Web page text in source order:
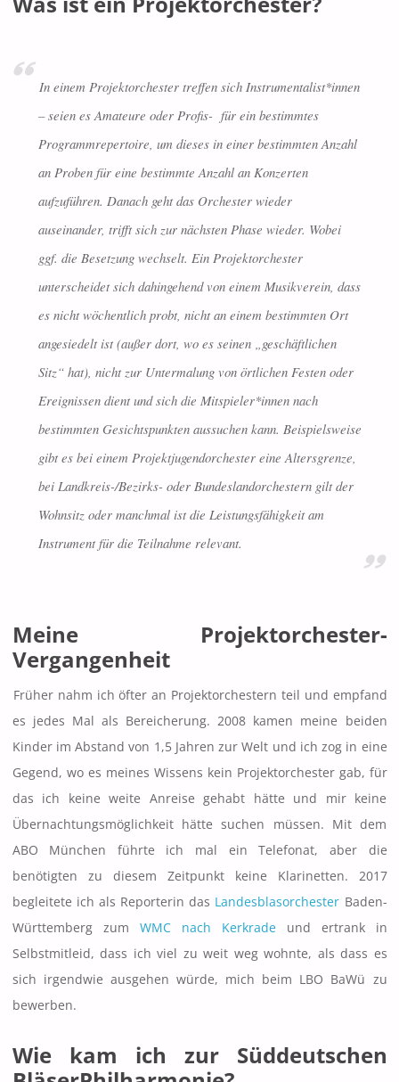
In einem Projektorchester treffen sich Instrumentalist*innen
– seien es Amateure oder Profis- für ein bestimmtes
Programmrepertoire, um dieses in einer bestimmten Anzahl
an Proben für eine bestimmte Anzahl an Konzerten
aufzuführen. Danach geht das Orchester wieder
auseinander, trifft sich zur nächsten Phase wieder. Wobei
ggf. die Besetzung wechselt. Ein Projektorchester
unterscheidet sich dahingehend von einem Musikverein, dass
es nicht wöchentlich probt, nicht an einem bestimmten Ort
angesiedelt ist (außer dort, wo es seinen „geschäftlichen
Sitz“ hat), nicht zur Untermalung von örtlichen Festen oder
Ereignissen dient und sich die Mitspieler*innen nach
bestimmten Gesichtspunkten aussuchen kann. Beispielsweise
gibt es bei einem Projektjugendorchester eine Altersgrenze,
bei Landkreis-/Bezirks- oder Bundeslandorchestern gilt der
Wohnsitz oder manchmal ist die Leistungsfähigkeit am
Instrument für die Teilnahme relevant.
Meine Projektorchester-
Vergangenheit
Früher nahm ich öfter an Projektorchestern teil und empfand
es jedes Mal als Bereicherung. 2008 kamen meine beiden
Kinder im Abstand von 1,5 Jahren zur Welt und ich zog in eine
Gegend, wo es meines Wissens kein Projektorchester gab, für
das ich keine weite Anreise gehabt hätte und mir keine
Übernachtungsmöglichkeit hätte suchen müssen. Mit dem
ABO München führte ich mal ein Telefonat, aber die
benötigten zu diesem Zeitpunkt keine Klarinetten. 2017
begleitete ich als Reporterin das Landesblasorchester Baden-
Württemberg zum WMC nach Kerkradeund ertrank in
Selbstmitleid, dass ich viel zu weit weg wohnte, als dass es
sich irgendwie ausgehen würde, mich beim LBO BaWü zu
bewerben.
Wie kam ich zur Süddeutschen